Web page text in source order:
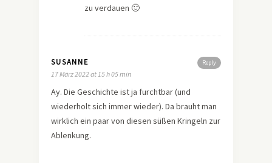
zu verdauen 🙂
Reply
SUSANNE
17 März 2022 at 15 h 05 min
Ay. Die Geschichte ist ja furchtbar (und
wiederholt sich immer wieder). Da brauht man
wirklich ein paar von diesen süßen Kringeln zur
Ablenkung.